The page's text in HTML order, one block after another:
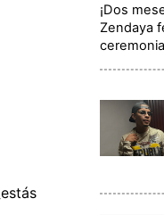
¡Dos
Zendaya